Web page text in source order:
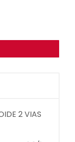
2 VIAS